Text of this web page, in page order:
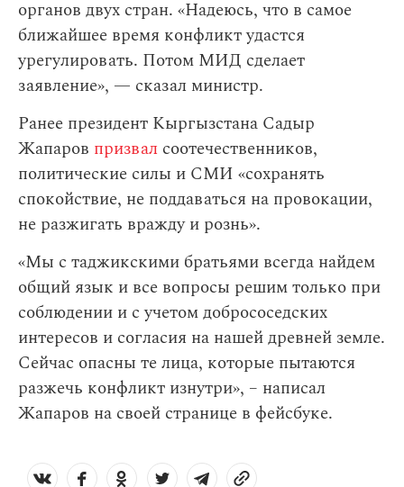
органов двух стран. «Надеюсь, что в самое
ближайшее время конфликт удастся
урегулировать. Потом МИД сделает
заявление», — сказал министр.
Ранее президент Кыргызстана Садыр
Жапаров призвал соотечественников,
политические силы и СМИ «сохранять
спокойствие, не поддаваться на провокации,
не разжигать вражду и рознь».
«Мы с таджикскими братьями всегда найдем
общий язык и все вопросы решим только при
соблюдении и с учетом добрососедских
интересов и согласия на нашей древней земле.
Сейчас опасны те лица, которые пытаются
разжечь конфликт изнутри», – написал
Жапаров на своей странице в фейсбуке.